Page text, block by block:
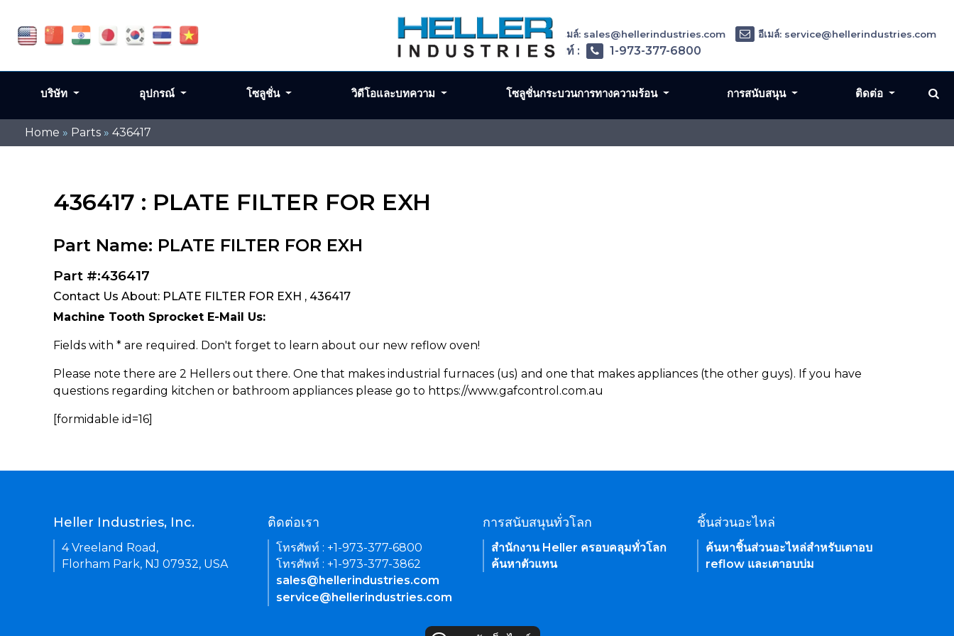
Home » Parts » 436417
436417 : PLATE FILTER FOR EXH
Part Name: PLATE FILTER FOR EXH
Part #:436417
Contact Us About: PLATE FILTER FOR EXH , 436417
Machine Tooth Sprocket E-Mail Us:
Fields with * are required. Don't forget to learn about our new reflow oven!
Please note there are 2 Hellers out there. One that makes industrial furnaces (us) and one that makes appliances (the other guys). If you have
questions regarding kitchen or bathroom appliances please go to https://www.gafcontrol.com.au
[formidable id=16]
อีเมล์: sales@hellerindustries.com อีเมล์: service@hellerindustries.com
โทรศัพท์ : 1-973-377-6800
บริษัท อุปกรณ์ โซลูชั่น วิดีโอและบทความ โซลูชั่นกระบวนการทางความร้อน การสนับสนุน ติดต่อ
Heller Industries, Inc.
4 Vreeland Road,
Florham Park, NJ 07932, USA
ติดต่อเรา
โทรศัพท์ : +1-973-377-6800
โทรศัพท์ : +1-973-377-3862
sales@hellerindustries.com
service@hellerindustries.com
การสนับสนุนทั่วโลก
สำนักงาน Heller ครอบคลุมทั่วโลก
ค้นหาตัวแทน
ชิ้นส่วนอะไหล่
ค้นหาชิ้นส่วนอะไหล่สำหรับเตาอบ
reflow และเตาอบบ่ม